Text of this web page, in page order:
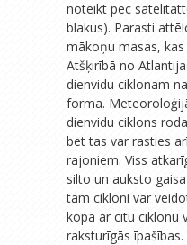
noteikt pēc
blakus). Parasti
mākoņu masas,
Atšķirībā no
dienvidu ciklonam
forma.
dienvidu ciklons
bet tas var rasties
rajoniem. Viss
silto un auksto
tam cikloni var
kopā ar citu ciklonu
raksturīgās īpašības.